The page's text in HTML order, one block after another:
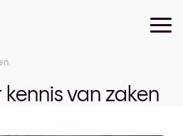
van zaken